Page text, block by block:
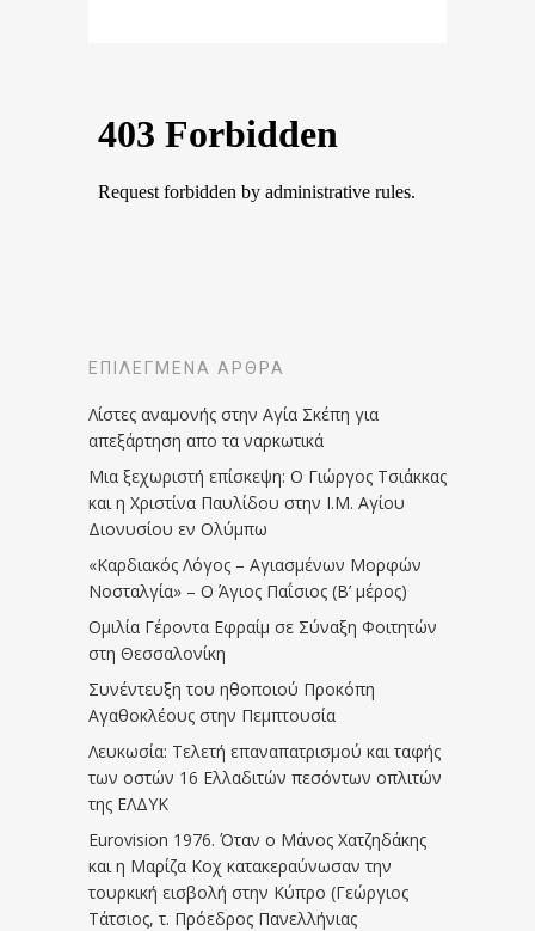
ΕΠΙΛΕΓΜΈΝΑ ΆΡΘΡΑ
Λίστες αναμονής στην Αγία Σκέπη για
απεξάρτηση απο τα ναρκωτικά
Μια ξεχωριστή επίσκεψη: Ο Γιώργος Τσιάκκας
και η Χριστίνα Παυλίδου στην Ι.Μ. Αγίου
Διονυσίου εν Ολύμπω
«Καρδιακός Λόγος – Αγιασμένων Μορφών
Νοσταλγία» – Ο Άγιος Παΐσιος (Β’ μέρος)
Ομιλία Γέροντα Εφραίμ σε Σύναξη Φοιτητών
στη Θεσσαλονίκη
Συνέντευξη του ηθοποιού Προκόπη
Αγαθοκλέους στην Πεμπτουσία
Λευκωσία: Τελετή επαναπατρισμού και ταφής
των οστών 16 Ελλαδιτών πεσόντων οπλιτών
της ΕΛΔΥΚ
Eurovision 1976. Όταν ο Μάνος Χατζηδάκης
και η Μαρίζα Κοχ κατακεραύνωσαν την
τουρκική εισβολή στην Κύπρο (Γεώργιος
Τάτσιος, τ. Πρόεδρος Πανελλήνιας